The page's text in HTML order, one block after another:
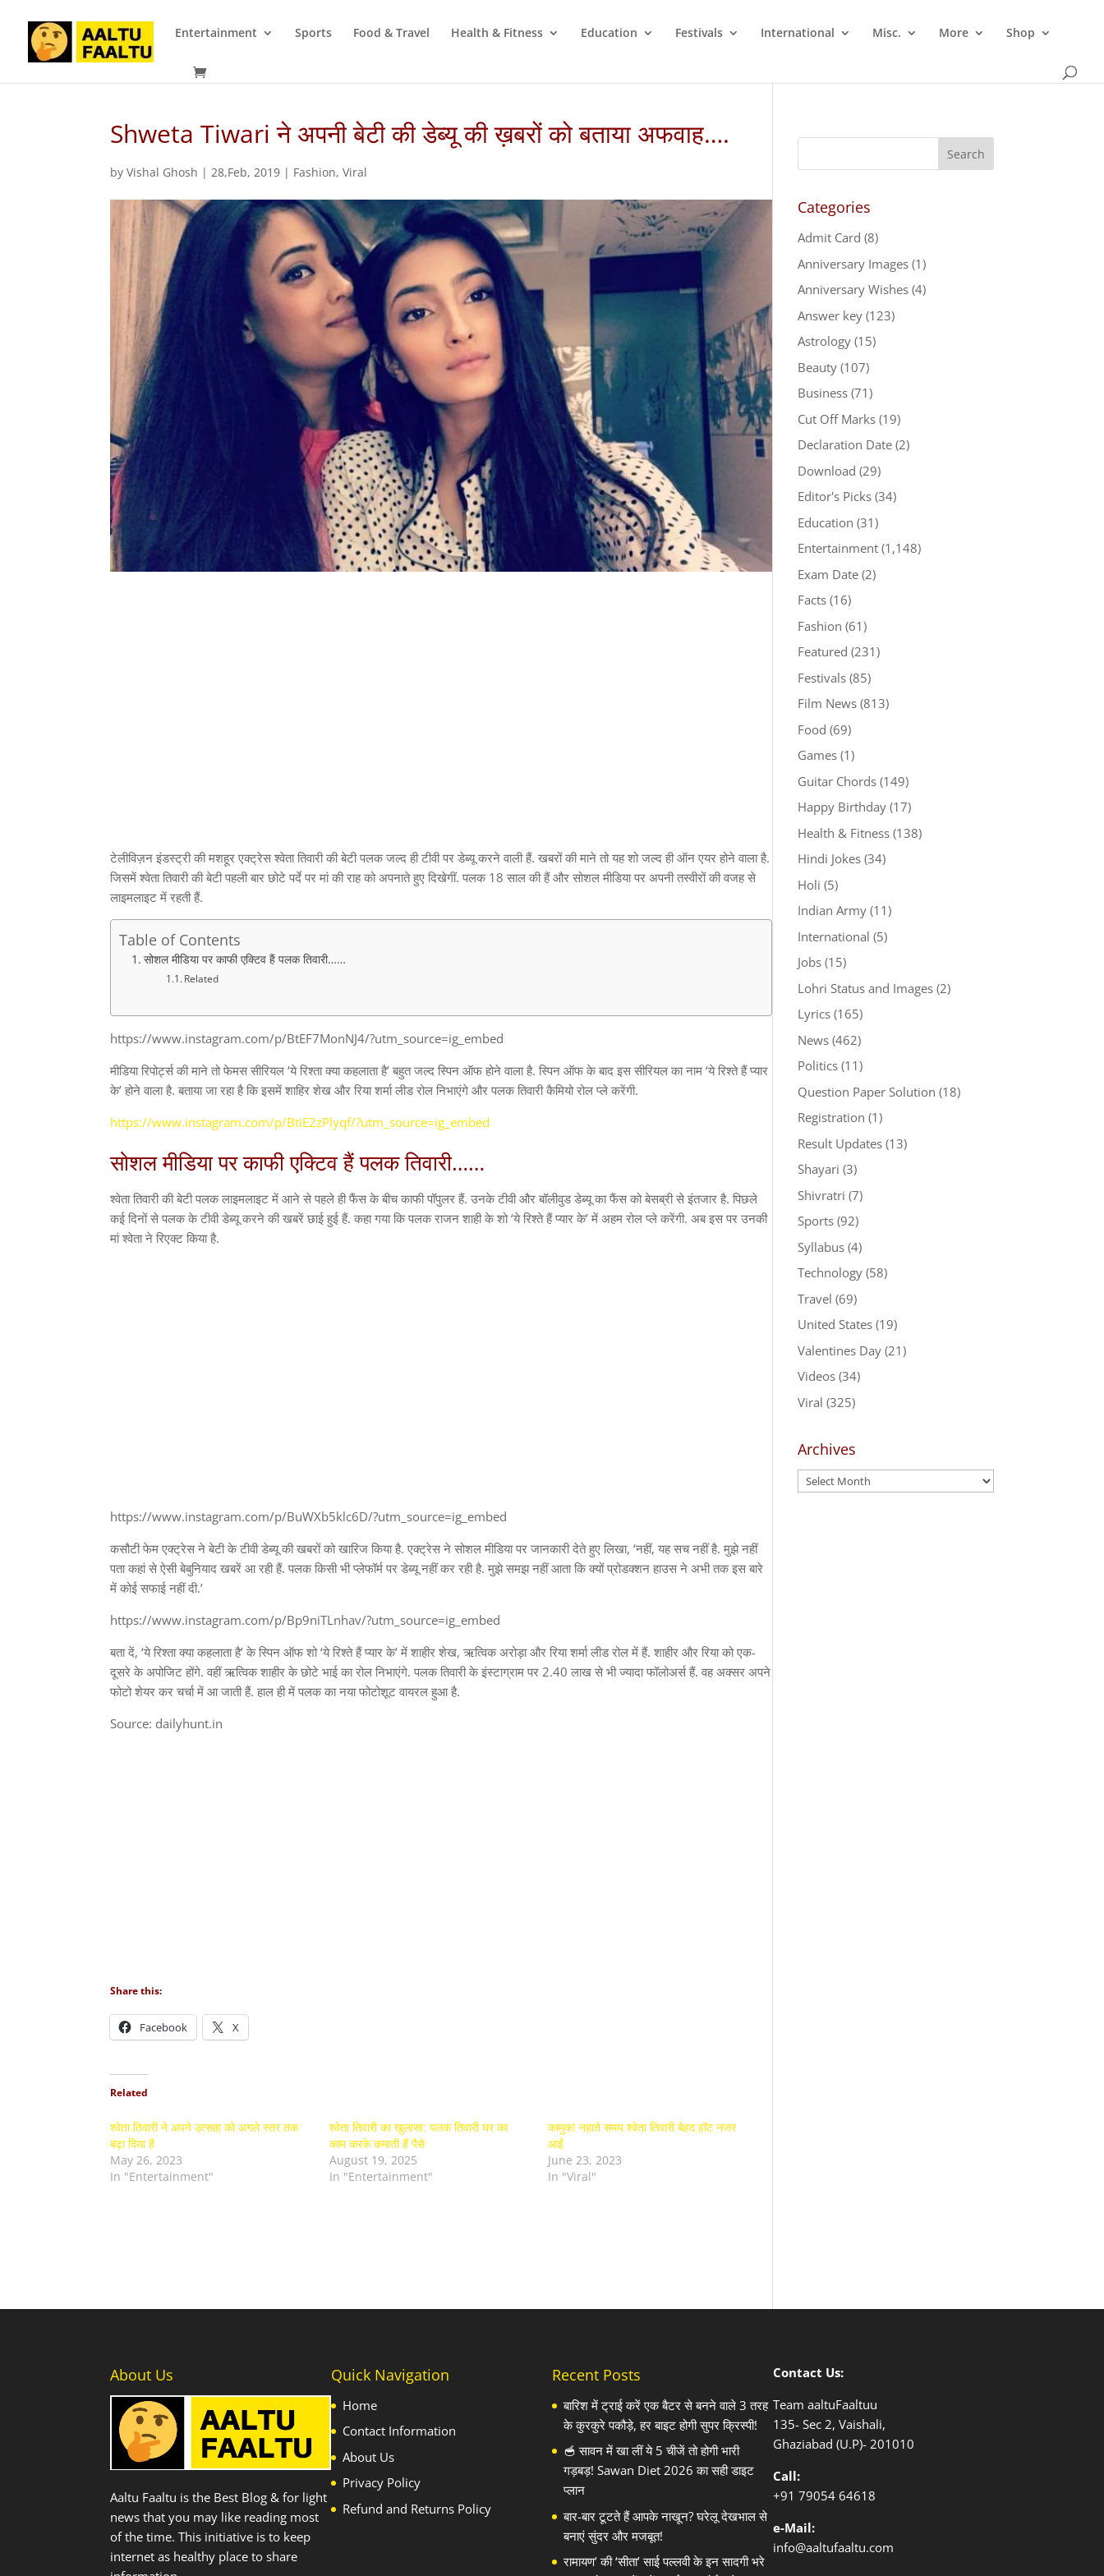
Entertainment Sports Food & Travel Health & Fitness Education Festivals International Misc. More Shop
Shweta Tiwari ने अपनी बेटी की डेब्यू की ख़बरों को बताया अफवाह….
byVishal Ghosh |28,Feb, 2019 | Fashion,Viral
टेलीविज़न इंडस्ट्री की मशहूर एक्ट्रेस श्वेता तिवारी की बेटी पलक जल्द ही टीवी पर डेब्यू करने वाली हैं. खबरों की माने तो यह शो जल्द ही ऑन एयर होने वाला है.
जिसमें श्वेता तिवारी की बेटी पहली बार छोटे पर्दे पर मां की राह को अपनाते हुए दिखेगीं. पलक 18 साल की हैं और सोशल मीडिया पर अपनी तस्वीरों की वजह से
लाइमलाइट में रहती हैं.
Table of Contents
सोशल मीडिया पर काफी एक्टिव हैं पलक तिवारी……
Related
https://www.instagram.com/p/BtEF7MonNJ4/?utm_source=ig_embed
मीडिया रिपोर्ट्स की माने तो फेमस सीरियल ‘ये रिश्ता क्या कहलाता है’ बहुत जल्द स्पिन ऑफ होने वाला है. स्पिन ऑफ के बाद इस सीरियल का नाम ‘ये रिश्ते हैं प्यार
के’ होने वाला है. बताया जा रहा है कि इसमें शाहिर शेख और रिया शर्मा लीड रोल निभाएंगे और पलक तिवारी कैमियो रोल प्ले करेंगी.
https://www.instagram.com/p/BtiE2zPlyqf/?utm_source=ig_embed
सोशल मीडिया पर काफी एक्टिव हैं पलक तिवारी……
श्वेता तिवारी की बेटी पलक लाइमलाइट में आने से पहले ही फैंस के बीच काफी पॉपुलर हैं. उनके टीवी और बॉलीवुड डेब्यू का फैंस को बेसब्री से इंतजार है. पिछले
कई दिनों से पलक के टीवी डेब्यू करने की खबरें छाई हुई हैं. कहा गया कि पलक राजन शाही के शो ‘ये रिश्ते हैं प्यार के’ में अहम रोल प्ले करेंगी. अब इस पर उनकी
मां श्वेता ने रिएक्ट किया है.
https://www.instagram.com/p/BuWXb5klc6D/?utm_source=ig_embed
कसौटी फेम एक्ट्रेस ने बेटी के टीवी डेब्यू की खबरों को खारिज किया है. एक्ट्रेस ने सोशल मीडिया पर जानकारी देते हुए लिखा, ‘नहीं, यह सच नहीं है. मुझे नहीं
पता कहां से ऐसी बेबुनियाद खबरें आ रही हैं. पलक किसी भी प्लेफॉर्म पर डेब्यू नहीं कर रही है. मुझे समझ नहीं आता कि क्यों प्रोडक्शन हाउस ने अभी तक इस बारे
में कोई सफाई नहीं दी.’
https://www.instagram.com/p/Bp9niTLnhav/?utm_source=ig_embed
बता दें, ‘ये रिश्ता क्या कहलाता है’ के स्पिन ऑफ शो ‘ये रिश्ते हैं प्यार के’ में शाहीर शेख, ऋत्विक अरोड़ा और रिया शर्मा लीड रोल में हैं. शाहीर और रिया को एक-
दूसरे के अपोजिट होंगे. वहीं ऋत्विक शाहीर के छोटे भाई का रोल निभाएंगे. पलक तिवारी के इंस्टाग्राम पर 2.40 लाख से भी ज्यादा फॉलोअर्स हैं. वह अक्सर अपने
फोटो शेयर कर चर्चा में आ जाती हैं. हाल ही में पलक का नया फोटोशूट वायरल हुआ है.
Source: dailyhunt.in
Share this:
Facebook X
Related
श्वेता तिवारी ने अपने उत्साह को अगले स्तर तक
बढ़ा दिया है
May 26, 2023
In "Entertainment"
श्वेता तिवारी का खुलासा: पलक तिवारी घर का
काम करके कमाती हैं पैसे
August 19, 2025
In "Entertainment"
कामुक! नहाते समय श्वेता तिवारी बेहद हॉट नजर
आईं
June 23, 2023
In "Viral"
Categories
Admit Card (8)
Anniversary Images(1)
Anniversary Wishes(4)
Answer key(123)
Astrology(15)
Beauty(107)
Business(71)
Cut Off Marks(19)
Declaration Date(2)
Download (29)
Editor's Picks(34)
Education (31)
Entertainment(1,148)
Exam Date(2)
Facts(16)
Fashion (61)
Featured (231)
Festivals(85)
Film News(813)
Food (69)
Games(1)
Guitar Chords(149)
Happy Birthday(17)
Health & Fitness(138)
Hindi Jokes(34)
Holi (5)
Indian Army(11)
International (5)
Jobs(15)
Lohri Status and Images(2)
Lyrics(165)
News(462)
Politics(11)
Question Paper Solution (18)
Registration (1)
Result Updates(13)
Shayari (3)
Shivratri (7)
Sports(92)
Syllabus(4)
Technology(58)
Travel (69)
United States(19)
Valentines Day(21)
Videos(34)
Viral (325)
Archives
Archives
About Us
Aaltu Faaltu is the Best Blog & for light
news that you may like reading most
of the time. This initiative is to keep
internet as healthy place to share
Quick Navigation
Home
Contact Information
About Us
Privacy Policy
Refund and Returns Policy
Recent Posts
बारिश में ट्राई करें एक बैटर से बनने वाले 3 तरह
के कुरकुरे पकौड़े, हर बाइट होगी सुपर क्रिस्पी!
🥣 सावन में खा लीं ये 5 चीजें तो होगी भारी
गड़बड़! Sawan Diet 2026 का सही डाइट
प्लान
बार-बार टूटते हैं आपके नाखून? घरेलू देखभाल से
बनाएं सुंदर और मजबूत!
रामायण’ की ‘सीता’ साई पल्लवी के इन सादगी भरे
Contact Us:
Team aaltuFaaltuu
135- Sec 2, Vaishali,
Ghaziabad (U.P)- 201010
Call:
+91 79054 64618
e-Mail:
info@aaltufaaltu.com